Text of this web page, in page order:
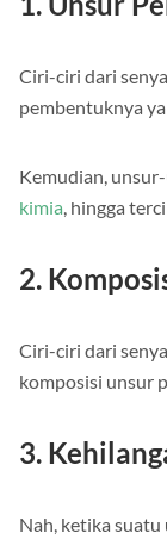
Ciri-ciri dari
pembentuknya
Kemudian,
kimia, hingga
2.
Ciri-ciri dari
komposisi unsur
3.
Nah, ketika